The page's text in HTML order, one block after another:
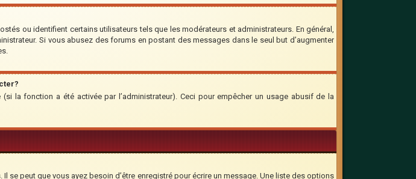
ou identifient certains utilisateurs tels que les modérateurs et administrateurs. En général,
Si vous abusez des forums en postant des messages dans le seul but d’augmenter
la fonction a été activée par l’administrateur). Ceci pour empêcher un usage abusif de la
peut que vous ayez besoin d’être enregistré pour écrire un message. Une liste des options